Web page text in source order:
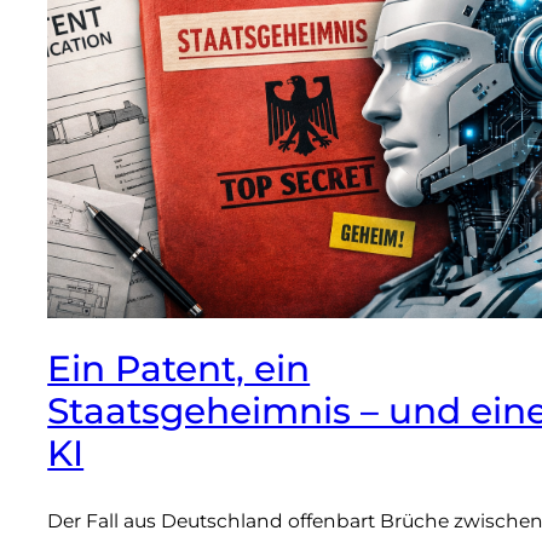
Ein Patent, ein
Staatsgeheimnis – und
KI
Der Fall aus Deutschland offenbart Brüche